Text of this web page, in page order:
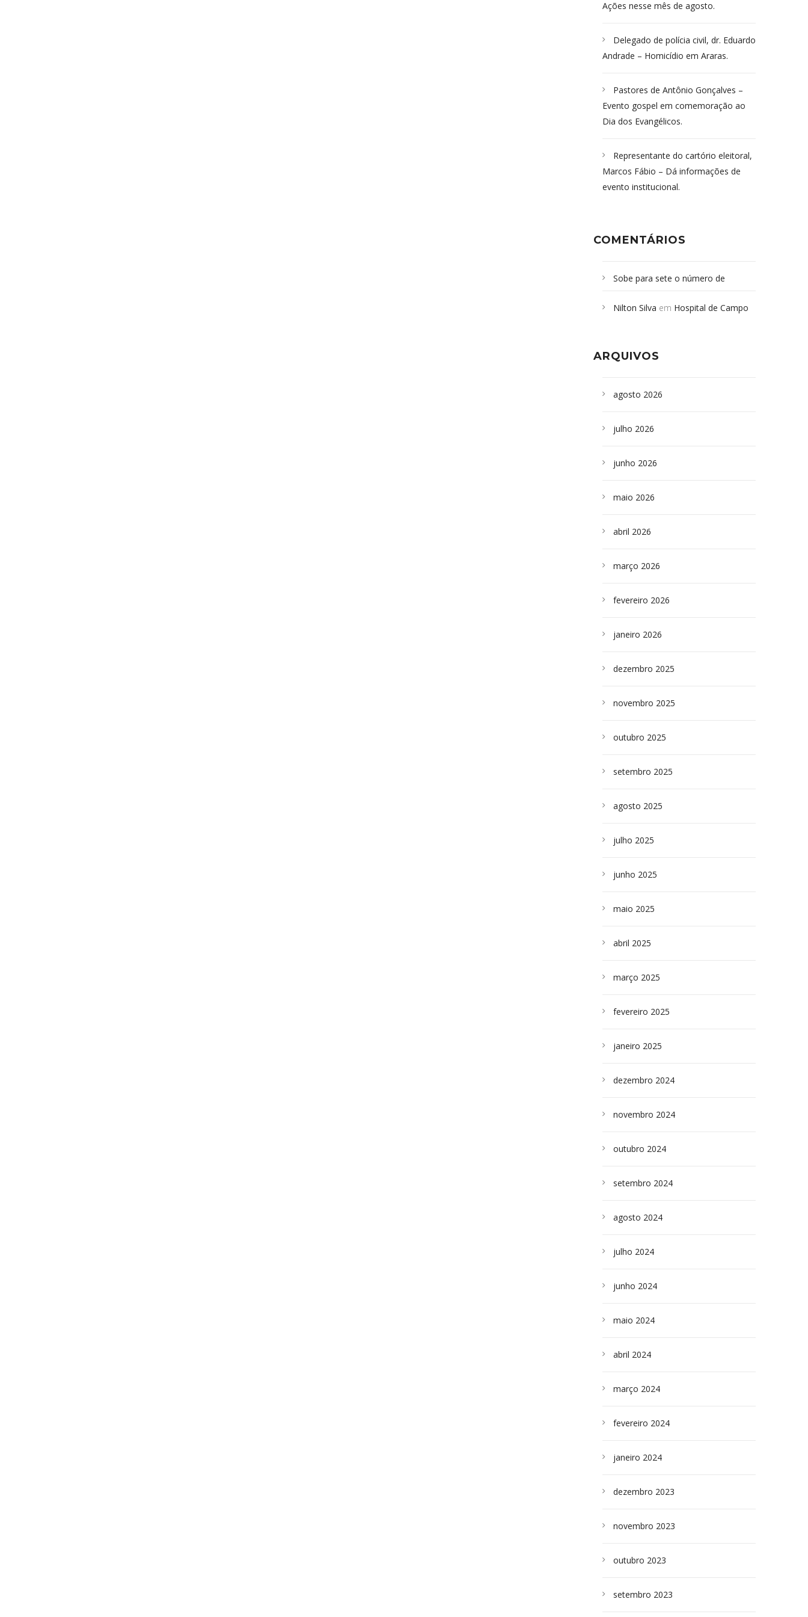
Ações nesse mês de agosto.
Delegado de polícia civil, dr. Eduardo
Andrade – Homicídio em Araras.
Pastores de Antônio Gonçalves –
Evento gospel em comemoração ao
Dia dos Evangélicos.
Representante do cartório eleitoral,
Marcos Fábio – Dá informações de
evento institucional.
COMENTÁRIOS
Sobe para sete o número de
desabamento em São Paulo - Revista
sepultados em SP
Nilton Silva em Hospital de Campo
ARQUIVOS
agosto 2026
julho 2026
junho 2026
maio 2026
abril 2026
março 2026
fevereiro 2026
janeiro 2026
dezembro 2025
novembro 2025
outubro 2025
setembro 2025
agosto 2025
julho 2025
junho 2025
maio 2025
abril 2025
março 2025
fevereiro 2025
janeiro 2025
dezembro 2024
novembro 2024
outubro 2024
setembro 2024
agosto 2024
julho 2024
junho 2024
maio 2024
abril 2024
março 2024
fevereiro 2024
janeiro 2024
dezembro 2023
novembro 2023
outubro 2023
setembro 2023